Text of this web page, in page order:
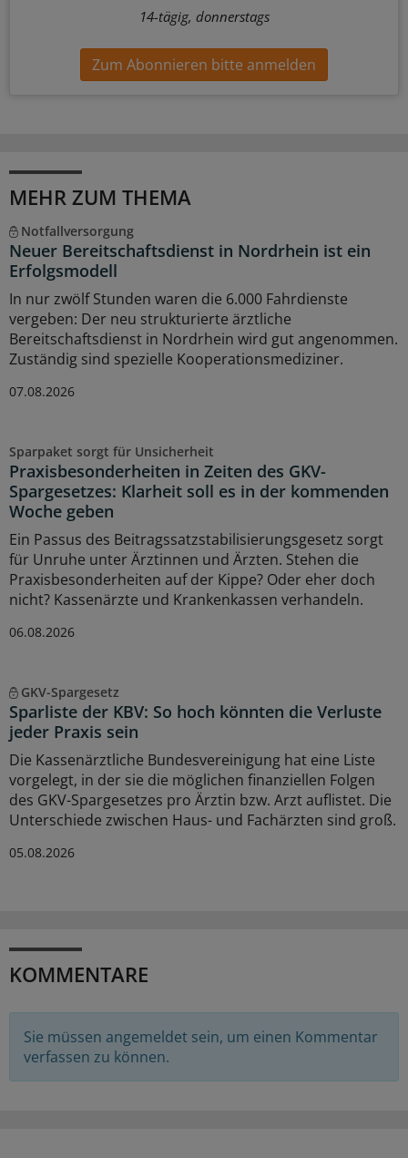
14-tägig, donnerstags
Zum Abonnieren bitte anmelden
MEHR ZUM THEMA
Notfallversorgung
Neuer Bereitschaftsdienst in Nordrhein ist ein
Erfolgsmodell
In nur zwölf Stunden waren die 6.000 Fahrdienste
vergeben: Der neu strukturierte ärztliche
Bereitschaftsdienst in Nordrhein wird gut angenommen.
Zuständig sind spezielle Kooperationsmediziner.
07.08.2026
Sparpaket sorgt für Unsicherheit
Praxisbesonderheiten in Zeiten des GKV-
Spargesetzes: Klarheit soll es in der kommenden
Woche geben
Ein Passus des Beitragssatzstabilisierungsgesetz sorgt
für Unruhe unter Ärztinnen und Ärzten. Stehen die
Praxisbesonderheiten auf der Kippe? Oder eher doch
nicht? Kassenärzte und Krankenkassen verhandeln.
06.08.2026
GKV-Spargesetz
Sparliste der KBV: So hoch könnten die Verluste
jeder Praxis sein
Die Kassenärztliche Bundesvereinigung hat eine Liste
vorgelegt, in der sie die möglichen finanziellen Folgen
des GKV-Spargesetzes pro Ärztin bzw. Arzt auflistet. Die
Unterschiede zwischen Haus- und Fachärzten sind groß.
05.08.2026
KOMMENTARE
Sie müssen angemeldet sein, um einen Kommentar
verfassen zu können.